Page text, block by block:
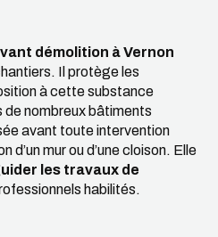
démolition à Vernon
Il protège les
à cette substance
nombreux bâtiments
avant toute intervention
d’un mur ou d’une cloison. Elle
les travaux de
habilités.